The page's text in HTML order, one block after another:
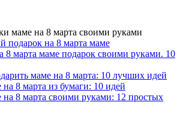
маме на 8 марта своими руками
подарок на 8 марта маме
8 марта маме подарок своими руками. 10
маме на 8 марта: 10 лучших идей
8 марта из бумаги: 10 идей
8 марта своими руками: 12 простых